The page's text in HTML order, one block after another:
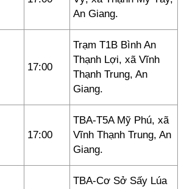
An Giang.
17:00
Trạm T1B Bình An
Thạnh Lợi, xã Vĩnh
Thạnh Trung, An
Giang.
17:00
TBA-T5A Mỹ Phú, xã
Vĩnh Thạnh Trung, An
Giang.
TBA-Cơ Sở Sấy Lúa